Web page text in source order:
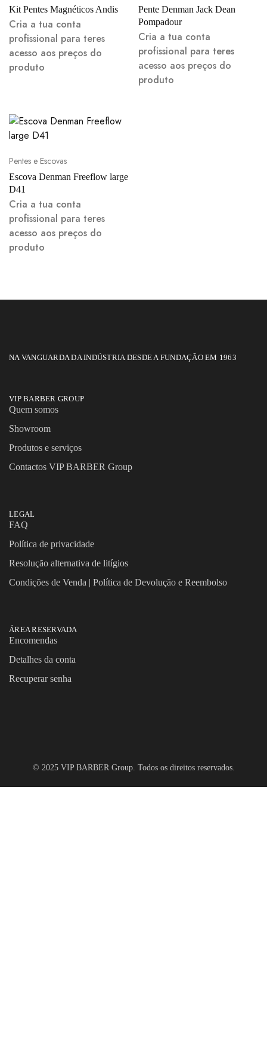
Kit Pentes Magnéticos Andis
Cria a tua conta
profissional para teres
acesso aos preços do
produto
Pente Denman Jack Dean
Pompadour
Cria a tua conta
profissional para teres
acesso aos preços do
produto
Pentes e Escovas
Escova Denman Freeflow large
D41
Cria a tua conta
profissional para teres
acesso aos preços do
produto
NA VANGUARDA DA INDÚSTRIA DESDE A FUNDAÇÃO EM 1963
VIP BARBER GROUP
Quem somos
Showroom
Produtos e serviços
Contactos VIP BARBER Group
LEGAL
FAQ
Política de privacidade
Resolução alternativa de litígios
Condições de Venda | Política de Devolução e Reembolso
ÁREA RESERVADA
Encomendas
Detalhes da conta
Recuperar senha
© 2025 VIP BARBER Group. Todos os direitos reservados.